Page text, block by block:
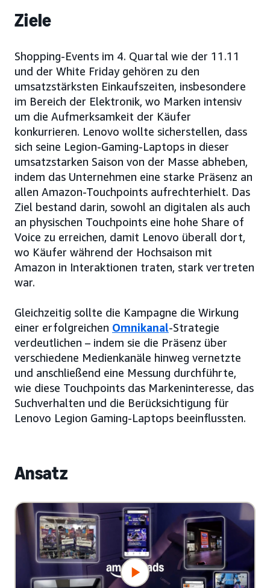
Ziele
Shopping-Events im 4. Quartal wie der 11.11
und der White Friday gehören zu den
umsatzstärksten Einkaufszeiten, insbesondere
im Bereich der Elektronik, wo Marken intensiv
um die Aufmerksamkeit der Käufer
konkurrieren. Lenovo wollte sicherstellen, dass
sich seine Legion-Gaming-Laptops in dieser
umsatzstarken Saison von der Masse abheben,
indem das Unternehmen eine starke Präsenz an
allen Amazon-Touchpoints aufrechterhielt. Das
Ziel bestand darin, sowohl an digitalen als auch
an physischen Touchpoints eine hohe Share of
Voice zu erreichen, damit Lenovo überall dort,
wo Käufer während der Hochsaison mit
Amazon in Interaktionen traten, stark vertreten
war.
Gleichzeitig sollte die Kampagne die Wirkung
einer erfolgreichen Omnikanal-Strategie
verdeutlichen – indem sie die Präsenz über
verschiedene Medienkanäle hinweg vernetzte
und anschließend eine Messung durchführte,
wie diese Touchpoints das Markeninteresse, das
Suchverhalten und die Berücksichtigung für
Lenovo Legion Gaming-Laptops beeinflussten.
Ansatz